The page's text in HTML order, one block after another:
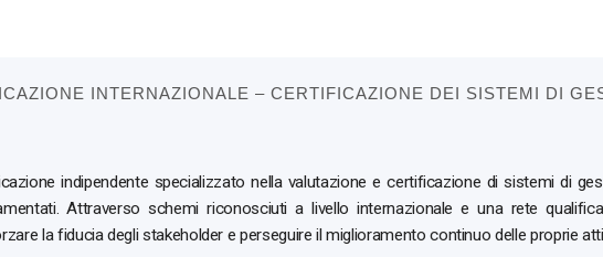
INTERNAZIONALE – CERTIFICAZIONE DEI SISTEMI DI
indipendente specializzato nella valutazione e certificazione di sistemi di
Attraverso schemi riconosciuti a livello internazionale e una rete
la fiducia degli stakeholder e perseguire il miglioramento continuo delle proprie